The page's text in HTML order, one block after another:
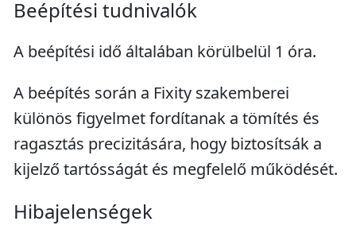
Beépítési tudnivalók
A beépítési idő általában körülbelül 1 óra.
A beépítés során a Fixity szakemberei
különös figyelmet fordítanak a tömítés és
ragasztás precizitására, hogy biztosítsák a
kijelző tartósságát és megfelelő működését.
Hibajelenségek